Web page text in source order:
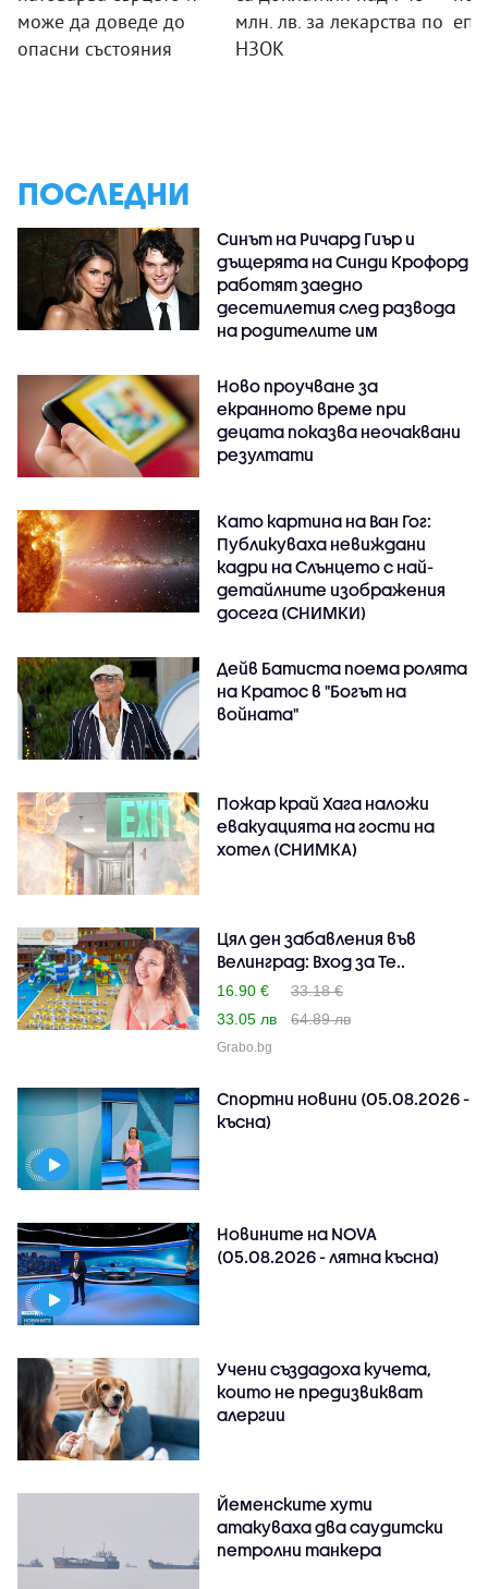
може да доведе до
опасни състояния
млн. лв. за лекарства по
НЗОК
ПОСЛЕДНИ
Синът на Ричард Гиър и
дъщерята на Синди Крофорд
работят заедно
десетилетия след развода
на родителите им
Ново проучване за
екранното време при
децата показва неочаквани
резултати
Като картина на Ван Гог:
Публикуваха невиждани
кадри на Слънцето с най-
детайлните изображения
досега (СНИМКИ)
Дейв Батиста поема ролята
на Кратос в "Богът на
войната"
Пожар край Хага наложи
евакуацията на гости на
хотел (СНИМКА)
Цял ден забавления във
Велинград: Вход за Те..
16.90 €
33.18 €
33.05 лв
64.89 лв
Grabo.bg
Спортни новини (05.08.2026 -
късна)
Новините на NOVA
(05.08.2026 - лятна късна)
Учени създадоха кучета,
които не предизвикват
алергии
Йеменските хути
атакуваха два саудитски
петролни танкера